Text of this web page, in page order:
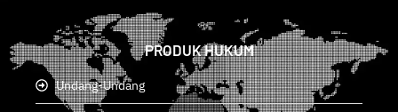
PRODUK HUKUM
Undang-Undang